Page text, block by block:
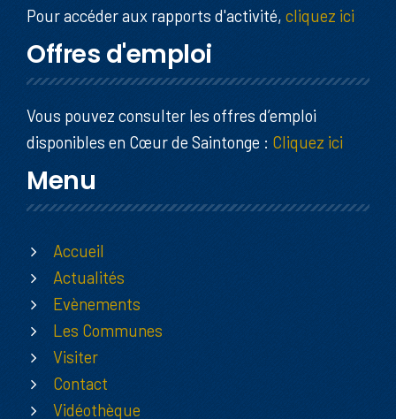
Pour accéder aux rapports d'activité, cliquez ici
Offres d'emploi
Vous pouvez consulter les offres d’emploi
disponibles en Cœur de Saintonge : Cliquez ici
Menu
Accueil
Actualités
Evènements
Les Communes
Visiter
Contact
Vidéothèque